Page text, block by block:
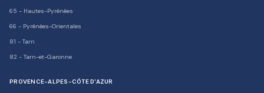
65 - Hautes-Pyrénées
66 - Pyrénées-Orientales
81 - Tarn
82 - Tarn-et-Garonne
PROVENCE-ALPES-CÔTE D'AZUR